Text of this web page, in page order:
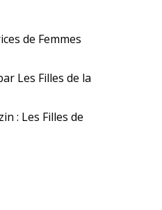
de Femmes
Les Filles de la
: Les Filles de